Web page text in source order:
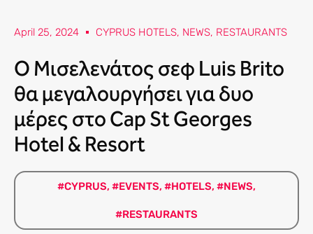
April 25, 2024 CYPRUS HOTELS, NEWS, RESTAURANTS
Ο Μισελενάτος σεφ Luis Brito
θα μεγαλουργήσει για δυο
μέρες στο Cap St Georges
Hotel & Resort
#CYPRUS, #EVENTS, #HOTELS, #NEWS,
#RESTAURANTS